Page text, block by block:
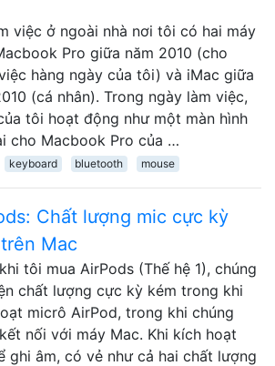
việc ở ngoài nhà nơi tôi có hai máy
Pro giữa năm 2010 (cho
hàng ngày của tôi) và iMac giữa
(cá nhân). Trong ngày làm việc,
tôi hoạt động như một màn hình
cho Macbook Pro của …
keyboard bluetooth mouse
Chất lượng mic cực kỳ
Mac
tôi mua AirPods (Thế hệ 1), chúng
chất lượng cực kỳ kém trong khi
micrô AirPod, trong khi chúng
nối với máy Mac. Khi kích hoạt
ghi âm, có vẻ như cả hai chất lượng